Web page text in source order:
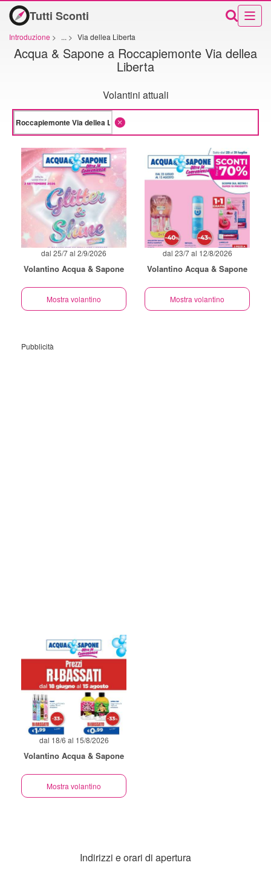
Tutti Sconti
Introduzione > ... > Via dellea Liberta
Acqua & Sapone a Roccapiemonte Via dellea
Liberta
Volantini attuali
dal 25/7 al 2/9/2026
Volantino Acqua & Sapone
Mostra volantino
dal 23/7 al 12/8/2026
Volantino Acqua & Sapone
Mostra volantino
Pubblicità
dal 18/6 al 15/8/2026
Volantino Acqua & Sapone
Mostra volantino
Indirizzi e orari di apertura